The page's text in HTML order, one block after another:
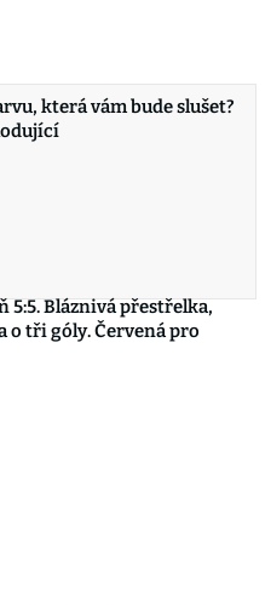
která vám bude slušet?
5:5. Bláznivá přestřelka,
o tři góly. Červená pro